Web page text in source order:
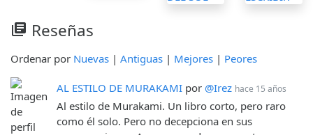
library_books Reseñas
Ordenar por Nuevas | Antiguas | Mejores | Peores
AL ESTILO DE MURAKAMI por @Irez hace 15 años
Al estilo de Murakami. Un libro corto, pero raro
como él solo. Pero no decepciona en sus